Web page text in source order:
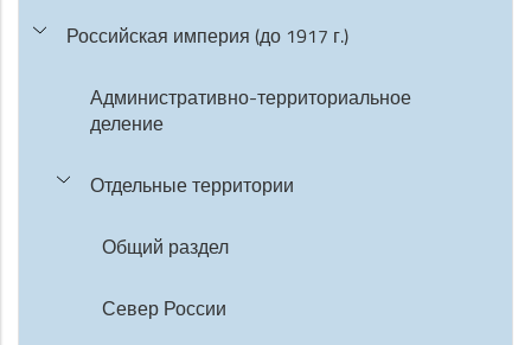
Российская империя (до 1917 г.)
Административно-территориальное
деление
Отдельные территории
Общий раздел
Север России